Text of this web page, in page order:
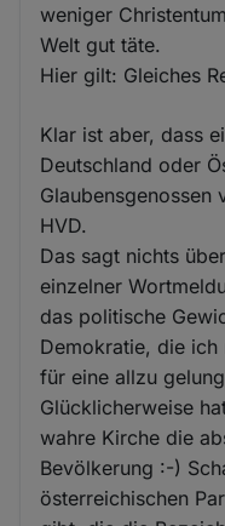
weniger
Welt gut täte.
Hier gilt: Gleiches
Klar ist aber, dass
Deutschland oder
Glaubensgenossen
HVD.
Das sagt nichts
einzelner
das politische
Demokratie, die
für eine allzu
Glücklicherweise
wahre Kirche die
Bevölkerung :-)
österreichischen